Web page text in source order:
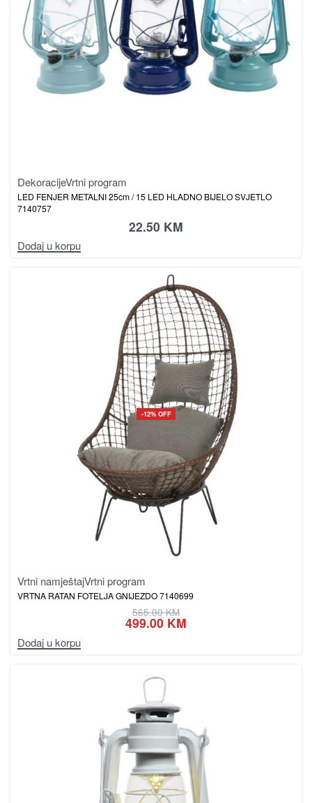
DekoracijeVrtni program
LED FENJER METALNI 25cm / 15 LED HLADNO BIJELO SVJETLO
7140757
22.50 KM
Dodaj u korpu
-12% OFF
Vrtni namještajVrtni program
VRTNA RATAN FOTELJA GNIJEZDO 7140699
565.00KM
499.00 KM
Dodaj u korpu